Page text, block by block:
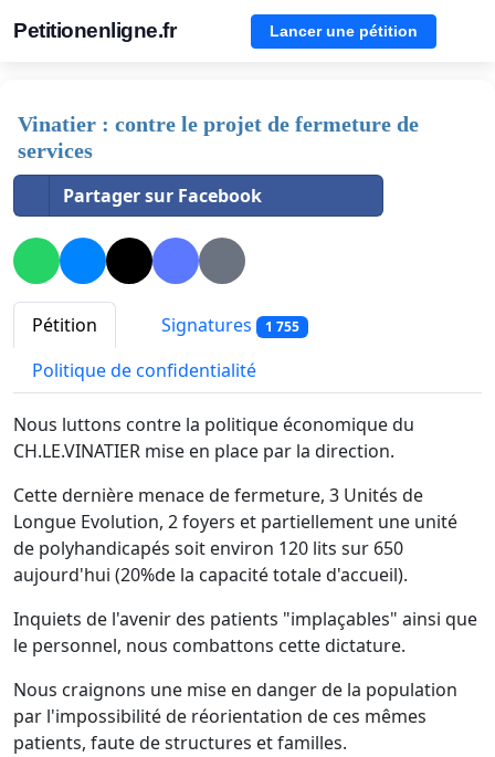
Petitionenligne.fr Lancer une pétition
Vinatier : contre le projet de fermeture de
services
Partager sur Facebook
Pétition Signatures 1 755
Politique de confidentialité
Nous luttons contre la politique économique du
CH.LE.VINATIER mise en place par la direction.
Cette dernière menace de fermeture, 3 Unités de
Longue Evolution, 2 foyers et partiellement une unité
de polyhandicapés soit environ 120 lits sur 650
aujourd'hui (20%de la capacité totale d'accueil).
Inquiets de l'avenir des patients "implaçables" ainsi que
le personnel, nous combattons cette dictature.
Nous craignons une mise en danger de la population
par l'impossibilité de réorientation de ces mêmes
patients, faute de structures et familles.